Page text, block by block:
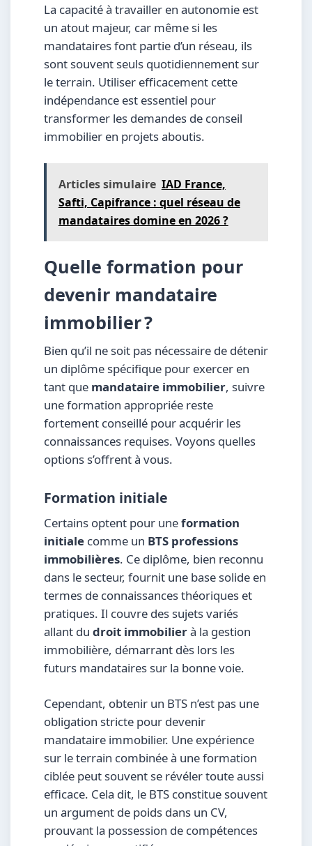
La capacité à travailler en autonomie est
un atout majeur, car même si les
mandataires font partie d’un réseau, ils
sont souvent seuls quotidiennement sur
le terrain. Utiliser efficacement cette
indépendance est essentiel pour
transformer les demandes de conseil
immobilier en projets aboutis.
Articles simulaire IAD France,
Safti, Capifrance : quel réseau de
mandataires domine en 2026 ?
Quelle formation pour
devenir mandataire
immobilier ?
Bien qu’il ne soit pas nécessaire de détenir
un diplôme spécifique pour exercer en
tant que mandataire immobilier, suivre
une formation appropriée reste
fortement conseillé pour acquérir les
connaissances requises. Voyons quelles
options s’offrent à vous.
Formation initiale
Certains optent pour uneformation
initiale comme un BTS professions
immobilières. Ce diplôme, bien reconnu
dans le secteur, fournit une base solide en
termes de connaissances théoriques et
pratiques. Il couvre des sujets variés
allant du droit immobilierà la gestion
immobilière, démarrant dès lors les
futurs mandataires sur la bonne voie.
Cependant, obtenir un BTS n’est pas une
obligation stricte pour devenir
mandataire immobilier. Une expérience
sur le terrain combinée à une formation
ciblée peut souvent se révéler toute aussi
efficace. Cela dit, le BTS constitue souvent
un argument de poids dans un CV,
prouvant la possession de compétences